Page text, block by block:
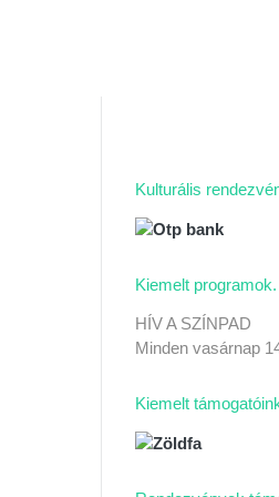
Kulturális
Kiemelt programok
HÍV A SZÍNPAD
Minden vasárnap
Kiemelt